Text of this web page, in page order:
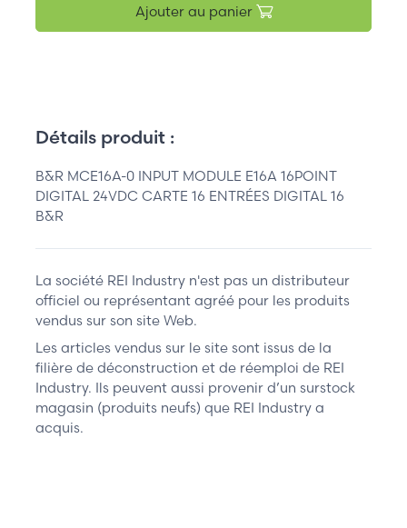
Ajouter au panier
Détails produit :
B&R MCE16A-0 INPUT MODULE E16A 16POINT
DIGITAL 24VDC CARTE 16 ENTRÉES DIGITAL 16
B&R
La société REI Industry n'est pas un distributeur
officiel ou représentant agréé pour les produits
vendus sur son site Web.
Les articles vendus sur le site sont issus de la
filière de déconstruction et de réemploi de REI
Industry. Ils peuvent aussi provenir d’un surstock
magasin (produits neufs) que REI Industry a
acquis.